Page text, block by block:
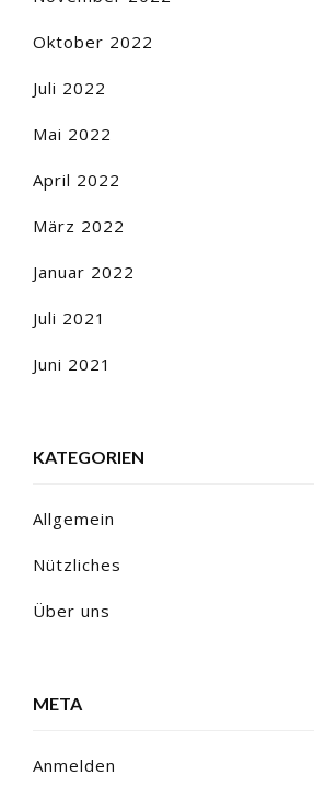
Oktober 2022
Juli 2022
Mai 2022
April 2022
März 2022
Januar 2022
Juli 2021
Juni 2021
KATEGORIEN
Allgemein
Nützliches
Über uns
META
Anmelden